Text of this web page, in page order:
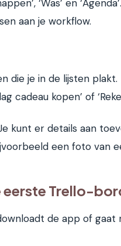
‘Was’ en
aan je workflow.
die je in de lijsten plakt.
cadeau kopen’ of
kunt er details aan
een foto van
eerste Trello-
de app of gaat